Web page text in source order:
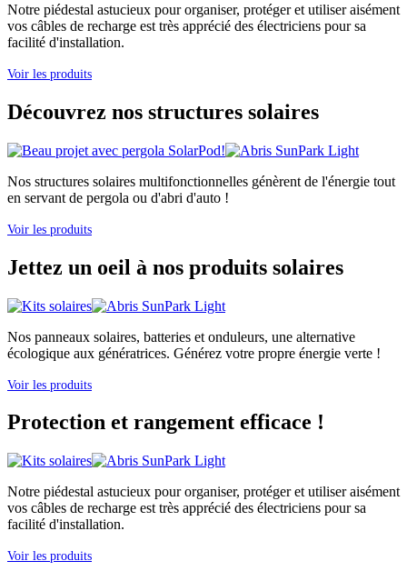
Notre piédestal astucieux pour organiser, protéger et utiliser aisément
vos câbles de recharge est très apprécié des électriciens pour sa
facilité d'installation.
Voir les produits
Découvrez nos structures solaires
Nos structures solaires multifonctionnelles génèrent de l'énergie tout
en servant de pergola ou d'abri d'auto !
Voir les produits
Jettez un oeil à nos produits solaires
Nos panneaux solaires, batteries et onduleurs, une alternative
écologique aux génératrices. Générez votre propre énergie verte !
Voir les produits
Protection et rangement efficace !
Notre piédestal astucieux pour organiser, protéger et utiliser aisément
vos câbles de recharge est très apprécié des électriciens pour sa
facilité d'installation.
Voir les produits